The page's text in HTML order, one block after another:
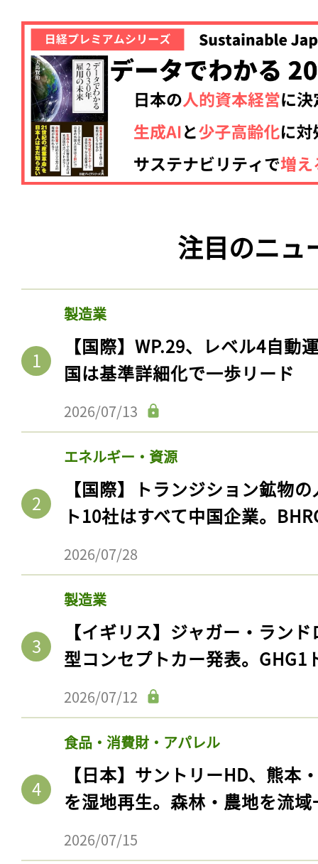
注目のニュ
製造業
【国際】WP.29、レベル4自動
国は基準詳細化で一歩リード
2026/07/13
エネルギー・資源
【国際】トランジション鉱物
ト10社はすべて中国企業。
2026/07/28
製造業
【イギリス】ジャガー・ラン
型コンセプトカー発表。GHG1
2026/07/12
食品・消費財・アパレル
【日本】サントリーHD、熊本
を湿地再生。森林・農地を流
2026/07/15